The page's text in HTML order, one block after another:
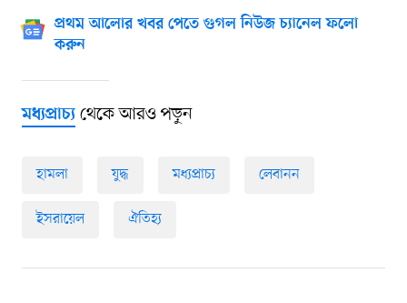
প্রথম আলোর খবর পেতে গুগল নিউজ চ্যানেল ফলো
করুন
মধ্যপ্রাচ্যথেকে আরও পড়ুন
হামলা যুদ্ধ মধ্যপ্রাচ্য লেবানন
ইসরায়েল ঐতিহ্য